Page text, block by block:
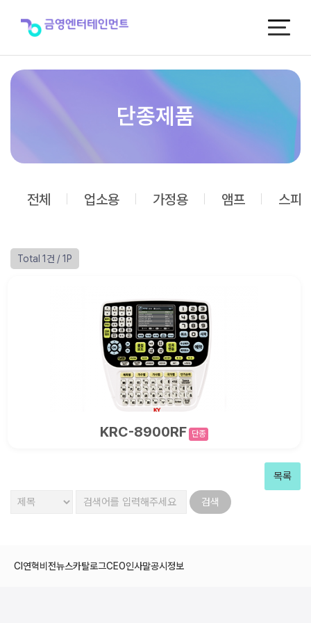
단종제품
전체 업소용 가정용 앰프 스피
Total 1건 / 1P
KRC-8900RF 단종
목록
CI 연혁비전뉴스카탈로그CEO인사말공시정보